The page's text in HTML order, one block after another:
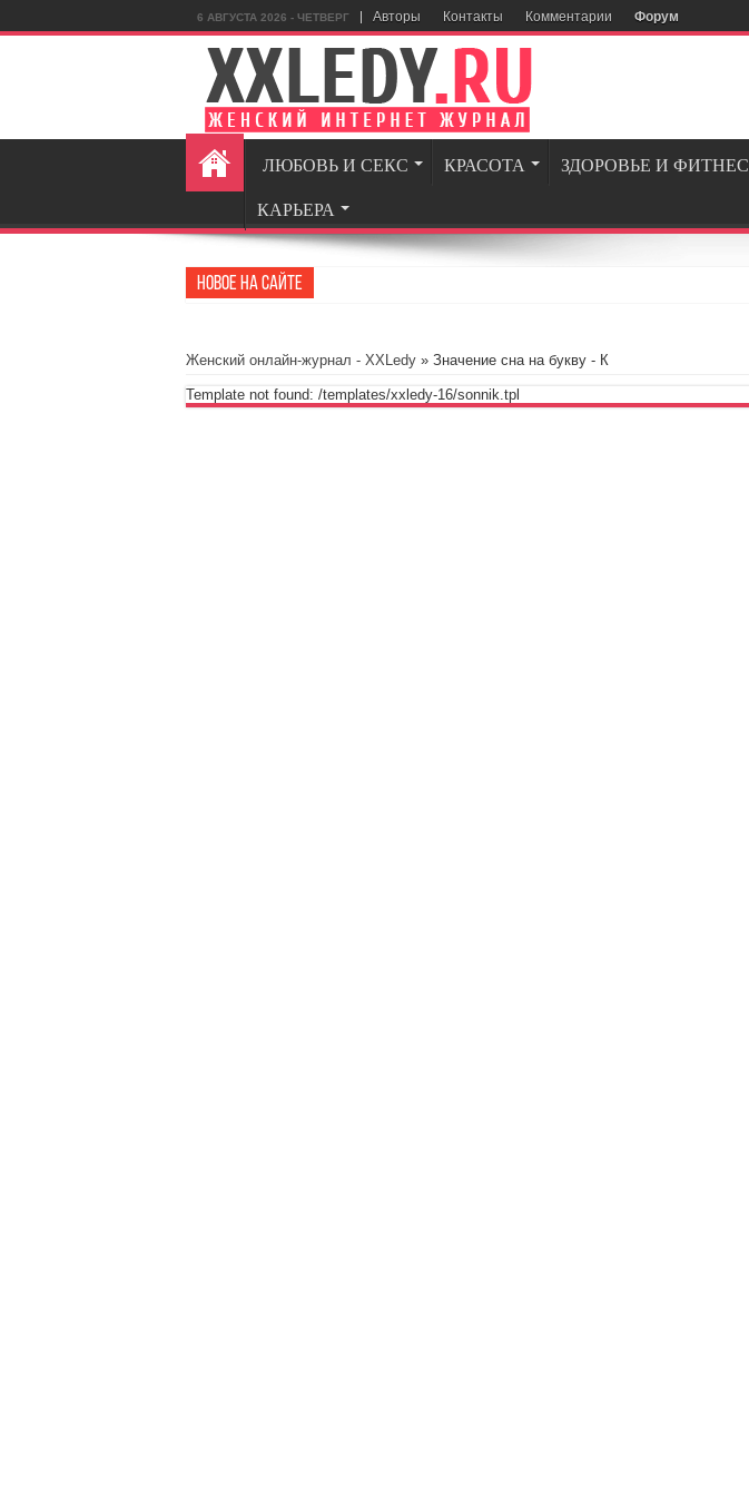
6 АВГУСТА 2026 - ЧЕТВЕРГ Авторы Контакты Комментарии Форум
ЛЮБОВЬ И СЕКС КРАСОТА ЗДОРОВЬЕ И ФИТНЕС
КАРЬЕРА
Новое на сайте
Женский онлайн-журнал - XXLedy » Значение сна на букву - К
Template not found: /templates/xxledy-16/sonnik.tpl